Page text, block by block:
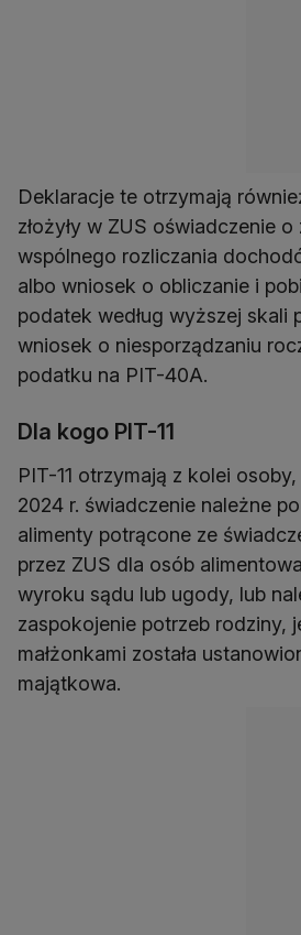
Deklaracje te otrzymają
złożyły w ZUS oświadczenie o
wspólnego rozliczania
albo wniosek o obliczanie i
podatek według wyższej skali
wniosek o niesporządzaniu
podatku na PIT-40A.
Dla kogo PIT-11
PIT-11 otrzymają z kolei
2024 r. świadczenie należne
alimenty potrącone ze
przez ZUS dla osób
wyroku sądu lub ugody, lub
zaspokojenie potrzeb rodziny,
małżonkami została